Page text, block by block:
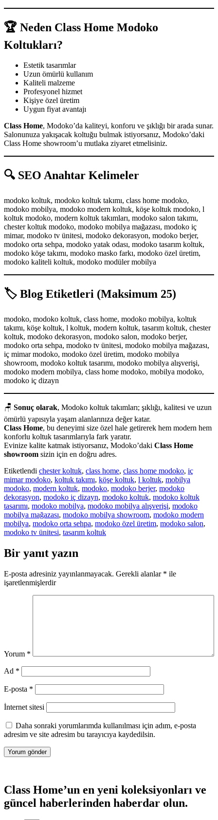
🏆 Neden Class Home Modoko
Koltukları?
Estetik tasarımlar
Uzun ömürlü kullanım
Kaliteli malzeme
Profesyonel hizmet
Kişiye özel üretim
Uygun fiyat avantajı
Class Home, Modoko’da kaliteyi, konforu ve şıklığı bir arada sunar.
Salonunuza yakışacak koltuğu bulmak istiyorsanız, Modoko’daki
Class Home showroom’u mutlaka ziyaret etmelisiniz.
🔍 SEO Anahtar Kelimeler
modoko koltuk, modoko koltuk takımı, class home modoko,
modoko mobilya, modoko modern koltuk, köşe koltuk modoko, l
koltuk modoko, modern koltuk takımları, modoko salon takımı,
chester koltuk modoko, modoko mobilya mağazası, modoko iç
mimar, modoko tv ünitesi, modoko dekorasyon, modoko berjer,
modoko orta sehpa, modoko yatak odası, modoko tasarım koltuk,
modoko köşe takımı, modoko masko farkı, modoko özel üretim,
modoko kaliteli koltuk, modoko modüler mobilya
🏷️ Blog Etiketleri (Maksimum 25)
modoko, modoko koltuk, class home, modoko mobilya, koltuk
takımı, köşe koltuk, l koltuk, modern koltuk, tasarım koltuk, chester
koltuk, modoko dekorasyon, modoko salon, modoko berjer,
modoko orta sehpa, modoko tv ünitesi, modoko mobilya mağazası,
iç mimar modoko, modoko özel üretim, modoko mobilya
showroom, modoko koltuk tasarımı, modoko mobilya alışverişi,
modoko modern mobilya, class home modoko, mobilya modoko,
modoko iç dizayn
🪑 Sonuç olarak, Modoko koltuk takımları; şıklığı, kalitesi ve uzun
ömürlü yapısıyla yaşam alanlarınıza değer katar.
Class Home, bu deneyimi size özel hale getirerek hem modern hem
konforlu koltuk tasarımlarıyla fark yaratır.
Evinize kalite katmak istiyorsanız, Modoko’daki Class Home
showroom sizin için en doğru adres.
Etiketlendi chester koltuk, class home, class home modoko, iç
mimar modoko, koltuk takımı, köşe koltuk, l koltuk, mobilya
modoko, modern koltuk, modoko, modoko berjer, modoko
dekorasyon, modoko iç dizayn, modoko koltuk, modoko koltuk
tasarımı, modoko mobilya, modoko mobilya alışverişi, modoko
mobilya mağazası, modoko mobilya showroom, modoko modern
mobilya, modoko orta sehpa, modoko özel üretim, modoko salon,
modoko tv ünitesi, tasarım koltuk
Bir yanıt yazın
E-posta adresiniz yayınlanmayacak. Gerekli alanlar * ile
işaretlenmişlerdir
Yorum *
Ad *
E-posta *
İnternet sitesi
Daha sonraki yorumlarımda kullanılması için adım, e-posta
adresim ve site adresim bu tarayıcıya kaydedilsin.
Class Home’un en yeni koleksiyonları ve
güncel haberlerinden haberdar olun.